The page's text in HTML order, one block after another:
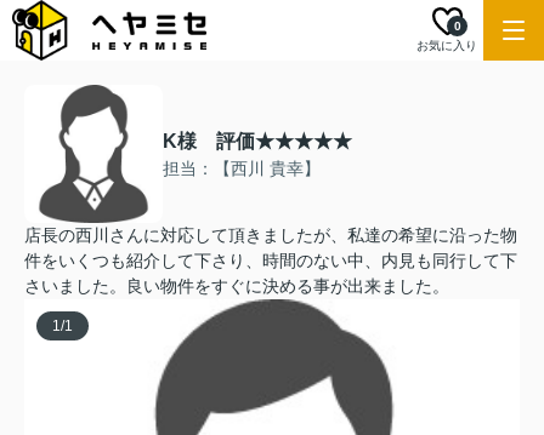
お気に入り
0
K様 評価★★★★★
担当：【西川 貴幸】
店長の西川さんに対応して頂きましたが、私達の希望に沿った物
件をいくつも紹介して下さり、時間のない中、内見も同行して下
さいました。良い物件をすぐに決める事が出来ました。
1/1